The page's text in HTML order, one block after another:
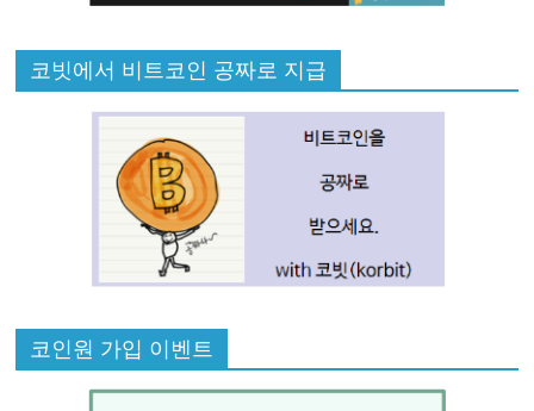
코빗에서 비트코인 공짜로 지급
코인원 가입 이벤트